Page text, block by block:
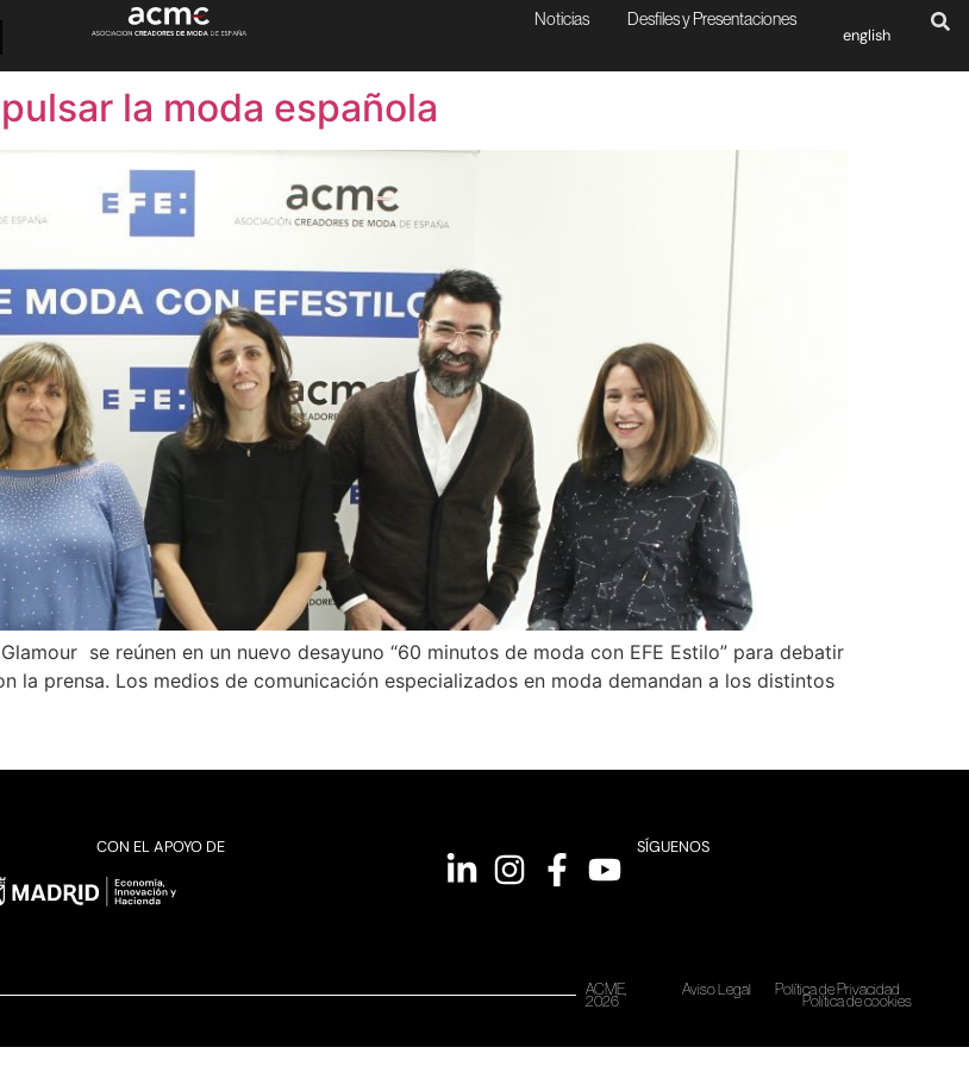
Noticias Desfiles y Presentaciones
english
la moda española
se reúnen en un nuevo desayuno “60 minutos de moda con EFE Estilo” para debatir
la prensa. Los medios de comunicación especializados en moda demandan a los distintos
CON EL APOYO DE SÍGUENOS
ACME,
2026
Aviso Legal Política de Privacidad
Política de cookies